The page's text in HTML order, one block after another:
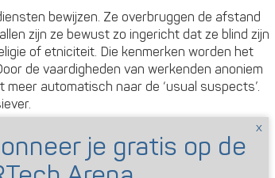
bewijzen. Ze overbruggen de afstand
zijn ze bewust zo ingericht dat ze blind zijn
of etniciteit. Die kenmerken worden het
de vaardigheden van werkenden anoniem
automatisch naar de ‘usual suspects’.